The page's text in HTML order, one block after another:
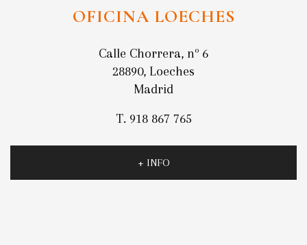
OFICINA LOECHES
Calle Chorrera, nº 6
28890, Loeches
Madrid
T. 918 867 765
+ INFO